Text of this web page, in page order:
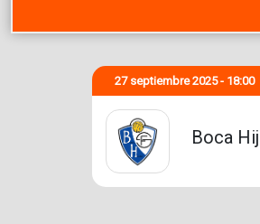
27 septiembre 2025 - 18:00
Boca